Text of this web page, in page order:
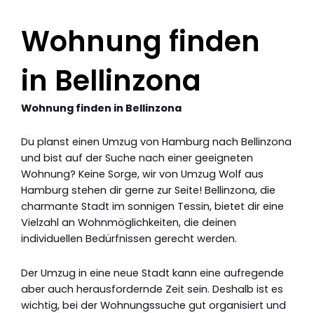
Wohnung finden
in Bellinzona
Wohnung finden in Bellinzona
Du planst einen Umzug von Hamburg nach Bellinzona
und bist auf der Suche nach einer geeigneten
Wohnung? Keine Sorge, wir von Umzug Wolf aus
Hamburg stehen dir gerne zur Seite! Bellinzona, die
charmante Stadt im sonnigen Tessin, bietet dir eine
Vielzahl an Wohnmöglichkeiten, die deinen
individuellen Bedürfnissen gerecht werden.
Der Umzug in eine neue Stadt kann eine aufregende
aber auch herausfordernde Zeit sein. Deshalb ist es
wichtig, bei der Wohnungssuche gut organisiert und